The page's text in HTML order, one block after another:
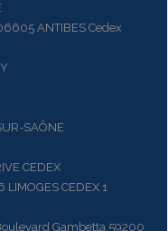
ANTIBES Cedex
SAÔNE
CEDEX
CEDEX 1
Gambetta 59200